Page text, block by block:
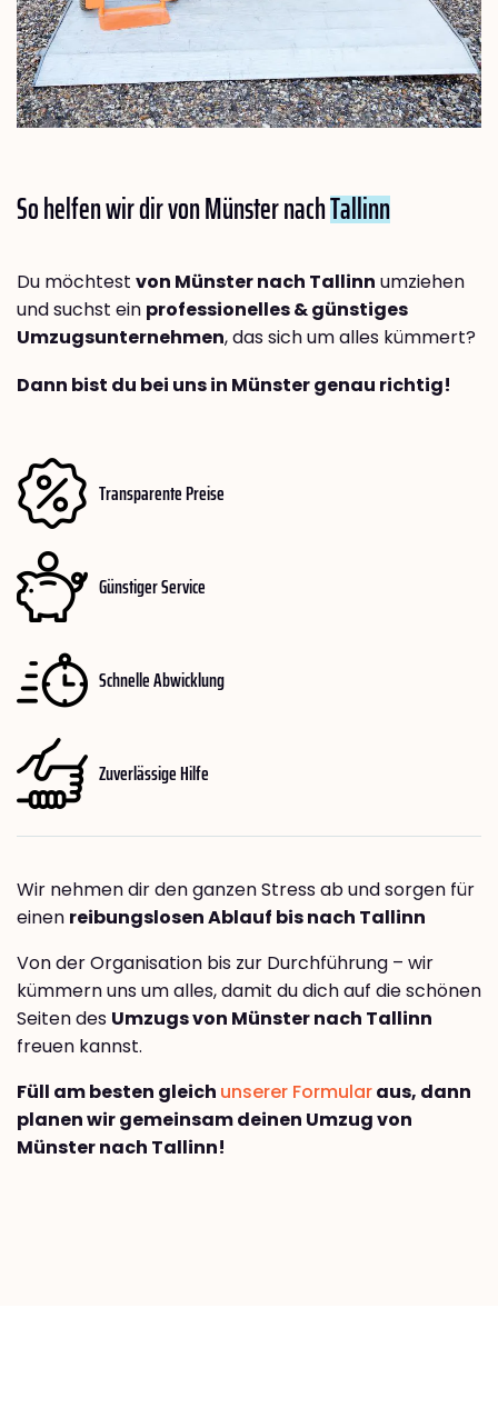
So helfen wir dir von Münster nachTallinn
Du möchtest von Münster nach Tallinn umziehen
und suchst ein professionelles & günstiges
Umzugsunternehmen, das sich um alles kümmert?
Dann bist du bei uns in Münster genau richtig!
Transparente Preise
Günstiger Service
Schnelle Abwicklung
Zuverlässige Hilfe
Wir nehmen dir den ganzen Stress ab und sorgen für
einen reibungslosen Ablauf bis nach Tallinn
Von der Organisation bis zur Durchführung – wir
kümmern uns um alles, damit du dich auf die schönen
Seiten des Umzugs von Münster nach Tallinn
freuen kannst.
Füll am besten gleich unserer Formularaus, dann
planen wir gemeinsam deinen Umzug von
Münster nach Tallinn!